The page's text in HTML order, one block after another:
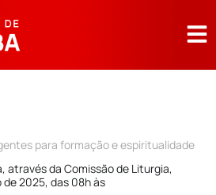
para formação e espiritualidade
através da Comissão de Liturgia,
de 2025, das 08h às